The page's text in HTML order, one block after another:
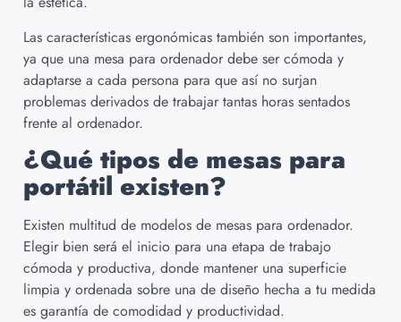
Las características ergonómicas también son importantes,
ya que una mesa para ordenador debe ser cómoda y
adaptarse a cada persona para que así no surjan
problemas derivados de trabajar tantas horas sentados
frente al ordenador.
¿Qué tipos de mesas para
portátil existen?
Existen multitud de modelos de mesas para ordenador.
Elegir bien será el inicio para una etapa de trabajo
cómoda y productiva, donde mantener una superficie
limpia y ordenada sobre una de diseño hecha a tu medida
es garantía de comodidad y productividad.